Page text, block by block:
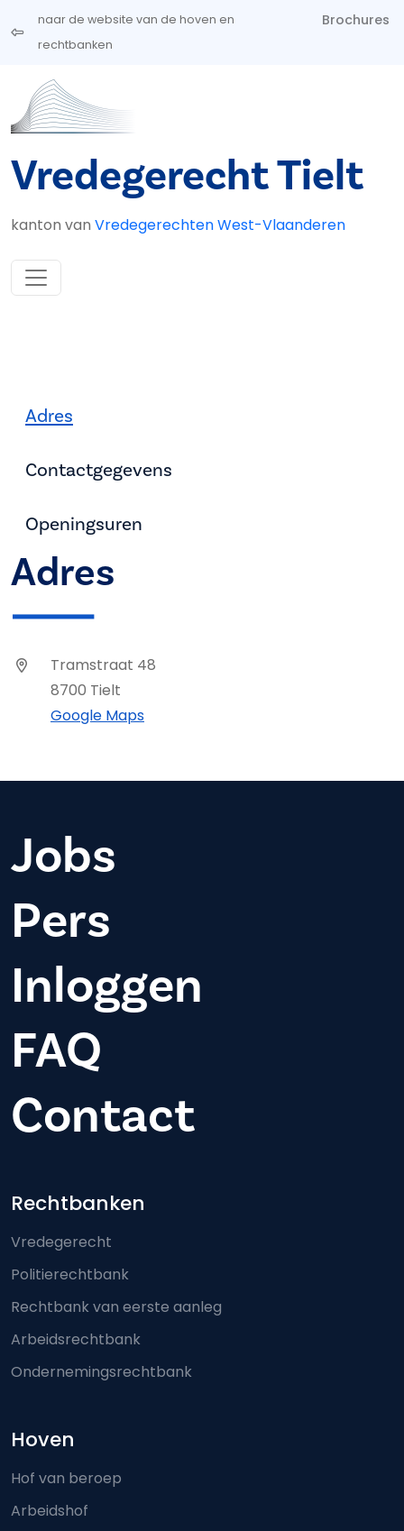
Overslaan en naar de inhoud gaan
naar de website van de hoven en
rechtbanken
Brochures
Vredegerecht Tielt
kanton van Vredegerechten West-Vlaanderen
Adres
Contactgegevens
Openingsuren
Adres
Tramstraat 48
8700 Tielt
Google Maps
Jobs
Pers
Inloggen
FAQ
Contact
Footer-menu
Rechtbanken
Vredegerecht
Politierechtbank
Rechtbank van eerste aanleg
Arbeidsrechtbank
Ondernemingsrechtbank
Hoven
Hof van beroep
Arbeidshof